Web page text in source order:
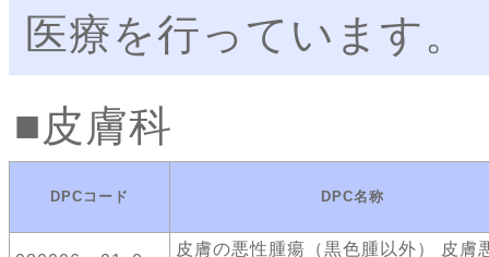
医療を行っています。
皮膚科
DPCコード DPC名称
皮膚の悪性腫瘍（黒色腫以外） 皮膚